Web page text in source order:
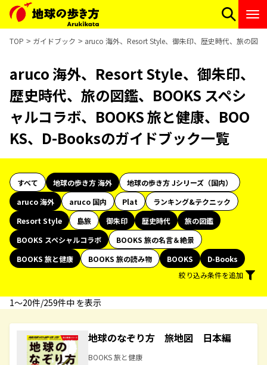
TOP ガイドブック aruco 海外、Resort Style、御朱印、歴史時代、旅の図
aruco 海外、Resort Style、御朱印、
歴史時代、旅の図鑑、BOOKS スペシ
ャルコラボ、BOOKS 旅と健康、BOO
KS、D-Booksのガイドブック一覧
すべて 地球の歩き方 海外
地球の歩き方 Jシリーズ（国内）
aruco 海外
aruco 国内 Plat
ランキング&テクニック
Resort Style
島旅 御朱印 歴史時代
旅の図鑑
BOOKS スペシャルコラボ
BOOKS 旅の名言＆絶景
BOOKS 旅と健康
BOOKS 旅の読み物 BOOKS
D-Books
絞り込み条件を追加
1〜20件/259件中 を表示
地球のなぞり方 旅地図 日本編
BOOKS 旅と健康